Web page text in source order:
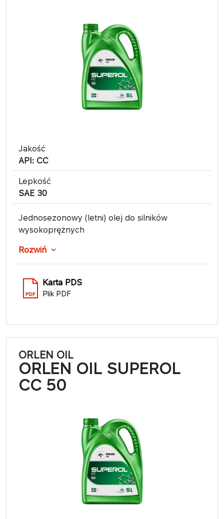
Jakość
API: CC
Lepkość
SAE 30
Jednosezonowy (letni) olej do silników
wysokoprężnych
Rozwiń
Karta PDS
Plik PDF
ORLEN OIL
ORLEN OIL SUPEROL
CC 50